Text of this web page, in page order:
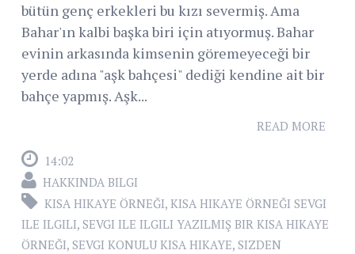
bütün genç erkekleri bu kızı severmiş. Ama
Bahar'ın kalbi başka biri için atıyormuş. Bahar
evinin arkasında kimsenin göremeyeceği bir
yerde adına "aşk bahçesi" dediği kendine ait bir
bahçe yapmış. Aşk...
READ MORE
14:02
HAKKINDA BILGI
KISA HIKAYE ÖRNEĞI, KISA HIKAYE ÖRNEĞI SEVGI
ILE ILGILI, SEVGI ILE ILGILI YAZILMIŞ BIR KISA HIKAYE
ÖRNEĞI, SEVGI KONULU KISA HIKAYE, SIZDEN